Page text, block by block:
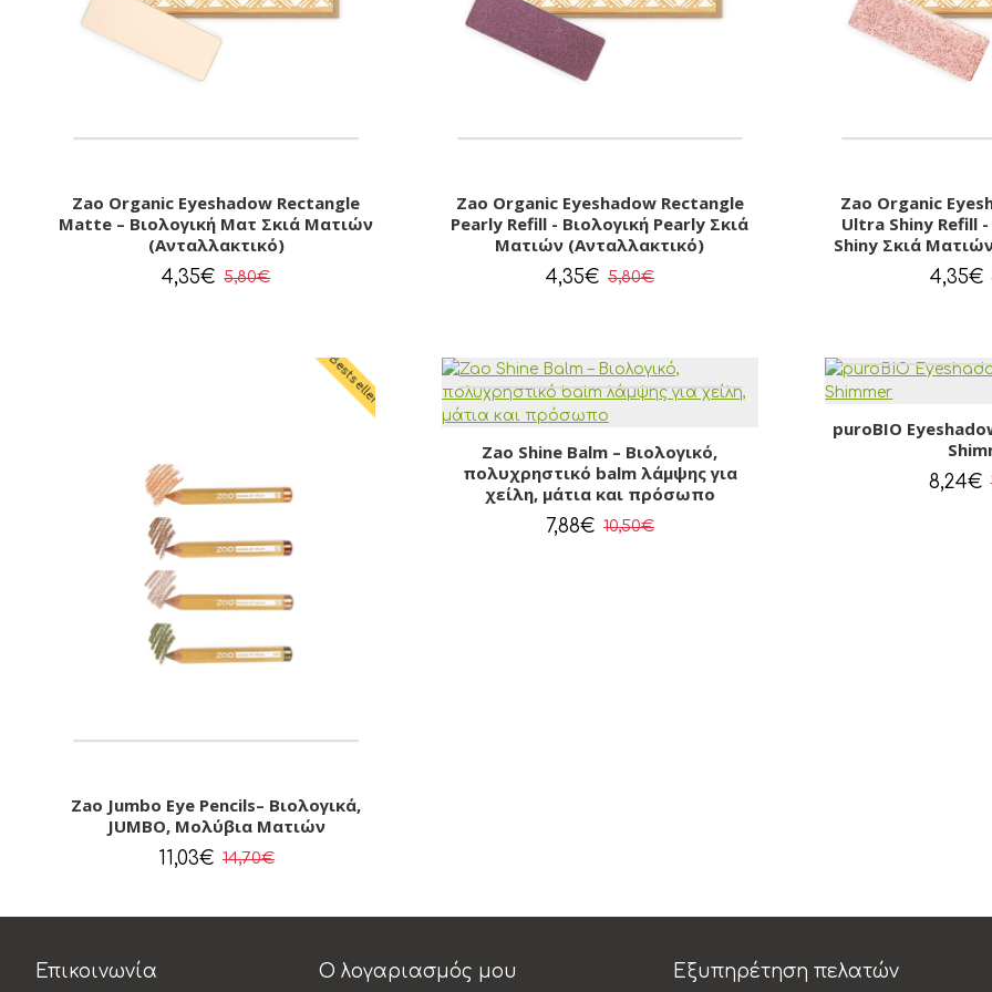
Zao Organic Eyeshadow Rectangle
Matte – Βιολογική Ματ Σκιά Ματιών
(Ανταλλακτικό)
4,35€ 5,80€
Zao Organic Eyeshadow Rectangle
Pearly Refill - Βιολογική Pearly Σκιά
Ματιών (Ανταλλακτικό)
4,35€ 5,80€
Zao Organic
Ultra Shiny Refill
Shiny Σκιά
4,35€
Bestseller
Zao Jumbo Eye Pencils– Βιολογικά,
JUMBO, Μολύβια Ματιών
11,03€ 14,70€
Zao Shine Balm – Βιολογικό,
πολυχρηστικό balm λάμψης για
χείλη, μάτια και πρόσωπο
7,88€ 10,50€
puroBIO
8,24€
Επικοινωνία Ο λογαριασμός μου Εξυπηρέτηση πελατών